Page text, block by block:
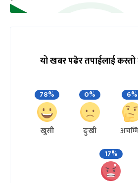
यो खबर पढेर तपाईलाई
78%
खुसी
0%
दुःखी
6%
17%